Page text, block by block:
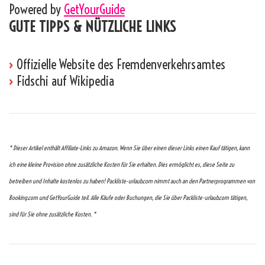
Powered by GetYourGuide
GUTE TIPPS & NÜTZLICHE LINKS
› Offizielle Website des Fremdenverkehrsamtes
› Fidschi auf Wikipedia
* Dieser Artikel enthält Affiliate-Links zu Amazon. Wenn Sie über einen dieser Links einen Kauf tätigen, kann
ich eine kleine Provision ohne zusätzliche Kosten für Sie erhalten. Dies ermöglicht es, diese Seite zu
betreiben und Inhalte kostenlos zu haben! Packliste-urlaub.com nimmt auch an den Partnerprogrammen von
Booking.com und GetYourGuide teil. Alle Käufe oder Buchungen, die Sie über Packliste-urlaub.com tätigen,
sind für Sie ohne zusätzliche Kosten. *